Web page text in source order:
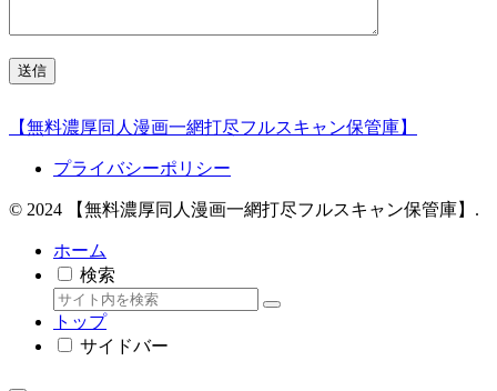
【無料濃厚同人漫画一網打尽フルスキャン保管庫】
プライバシーポリシー
© 2024 【無料濃厚同人漫画一網打尽フルスキャン保管庫】.
ホーム
検索
トップ
サイドバー